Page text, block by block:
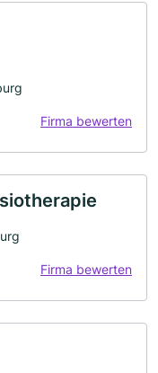
Firma bewerten
Firma bewerten